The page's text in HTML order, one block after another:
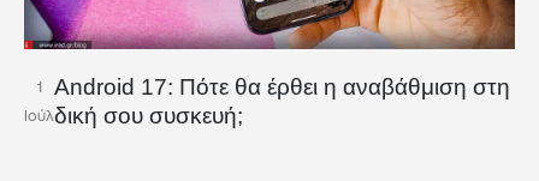
1
Ιούλ
Android 17: Πότε θα έρθει η αναβάθμιση στη
δική σου συσκευή;